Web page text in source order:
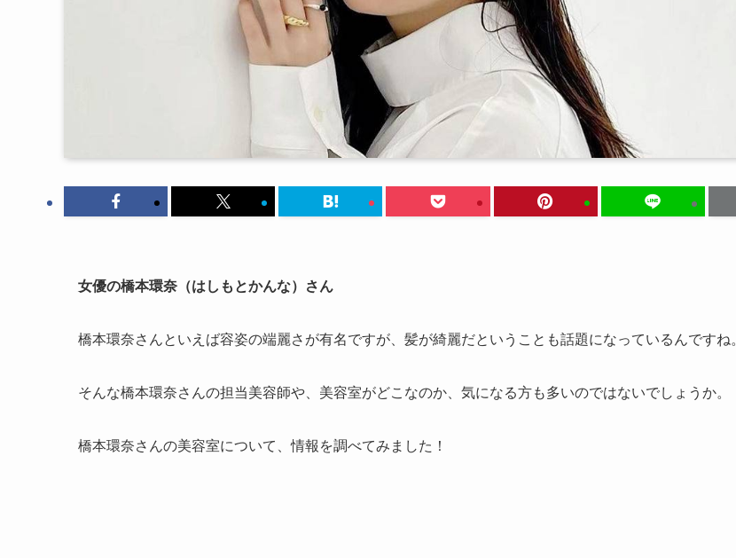
女優の橋本環奈（はしもとかんな）さん
橋本環奈さんといえば容姿の端麗さが有名ですが、髪が綺麗だということも話題になっているんですね。
そんな橋本環奈さんの担当美容師や、美容室がどこなのか、気になる方も多いのではないでしょうか。
橋本環奈さんの美容室について、情報を調べてみました！